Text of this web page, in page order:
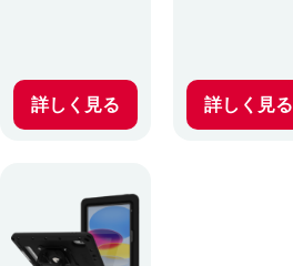
詳しく見る 詳しく見る